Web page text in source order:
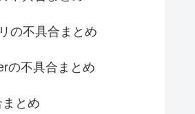
の不具合まとめ
の不具合まとめ
とめ